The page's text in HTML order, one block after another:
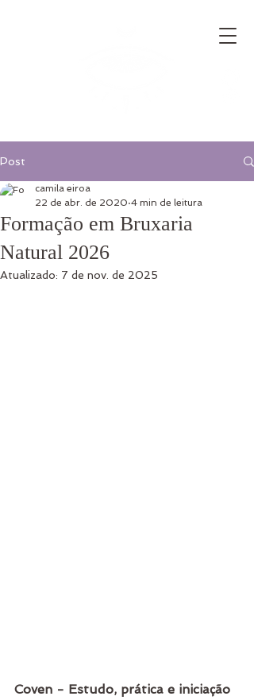
Post
Formação em Bruxaria
Natural 2026
camila eiroa
22 de abr. de 2020 4 min de leitura
Atualizado: 7 de nov. de 2025
Coven - Estudo, prática e iniciação